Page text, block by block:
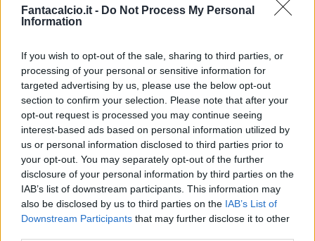
Fantacalcio.it - Do Not Process My Personal
Information
If you wish to opt-out of the sale, sharing to third parties, or
processing of your personal or sensitive information for
targeted advertising by us, please use the below opt-out
section to confirm your selection. Please note that after your
opt-out request is processed you may continue seeing
interest-based ads based on personal information utilized by
us or personal information disclosed to third parties prior to
your opt-out. You may separately opt-out of the further
disclosure of your personal information by third parties on the
IAB’s list of downstream participants. This information may
also be disclosed by us to third parties on the IAB’s List of
Downstream Participants that may further disclose it to other
Classic Mantra
Riepilogo stagione
Titolare 29 - 76 %
Entrato 4 - 10%
Squalificato 0 - 0%